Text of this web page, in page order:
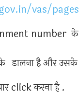
vas/
number के
है और उसके
click करना है .